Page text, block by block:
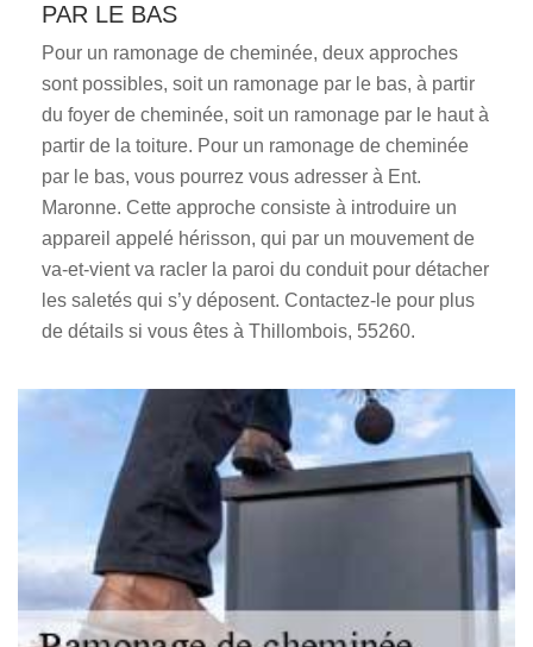
PAR LE BAS
Pour un ramonage de cheminée, deux approches
sont possibles, soit un ramonage par le bas, à partir
du foyer de cheminée, soit un ramonage par le haut à
partir de la toiture. Pour un ramonage de cheminée
par le bas, vous pourrez vous adresser à Ent.
Maronne. Cette approche consiste à introduire un
appareil appelé hérisson, qui par un mouvement de
va-et-vient va racler la paroi du conduit pour détacher
les saletés qui s’y déposent. Contactez-le pour plus
de détails si vous êtes à Thillombois, 55260.